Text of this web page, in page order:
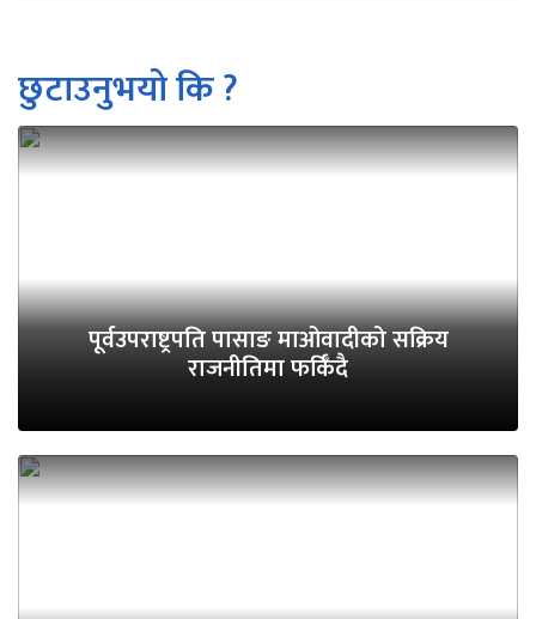
छुटाउनुभयो कि ?
पूर्वउपराष्ट्रपति पासाङ माओवादीको सक्रिय
राजनीतिमा फर्किँदै